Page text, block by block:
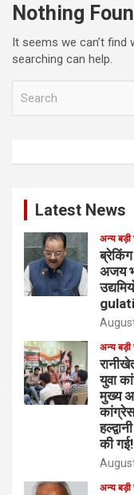
Nothing
It seems we can’t find
searching can help.
Latest News
अन्य बड़ी
अजय
gulati
अन्य बड़ी
युवा
मुख्य
की गई!
अन्य बड़ी